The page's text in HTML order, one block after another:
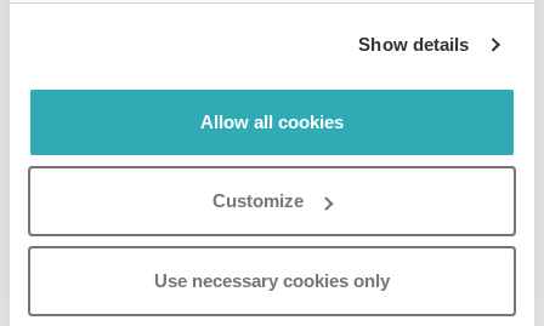
Show details
Allow all cookies
Customize
Use necessary cookies only
Cómo eliminar a un miembro
del equipo de tu cuenta
Puedes eliminar fácilmente a un miembro del equipo
de tu cuenta si eres propietario o administrador.